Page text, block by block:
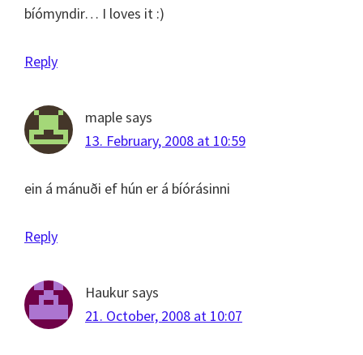
bíómyndir… I loves it :)
Reply
maplesays
13. February, 2008 at 10:59
ein á mánuði ef hún er á bíórásinni
Reply
Haukursays
21. October, 2008 at 10:07